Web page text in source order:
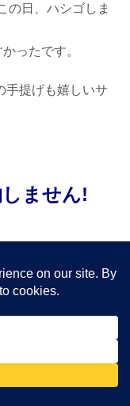
の日、ハシゴしま
ったです。
手提げも嬉しいサ
ません!